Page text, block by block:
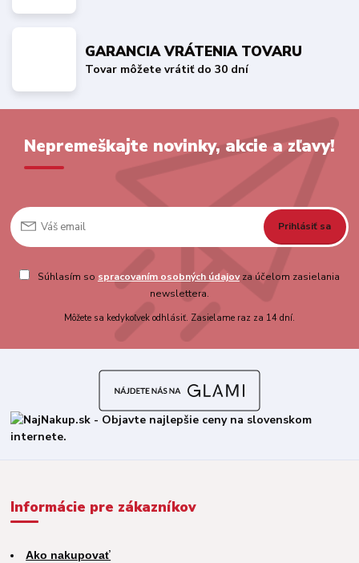
GARANCIA VRÁTENIA TOVARU
Tovar môžete vrátiť do 30 dní
Nepremeškajte novinky, akcie a zľavy!
Prihlásiť sa
Súhlasím so spracovaním osobných údajovza účelom zasielania
newslettera.
Môžete sa kedykoľvek odhlásiť. Zasielame raz za 14 dní.
Informácie pre zákazníkov
Ako nakupovať